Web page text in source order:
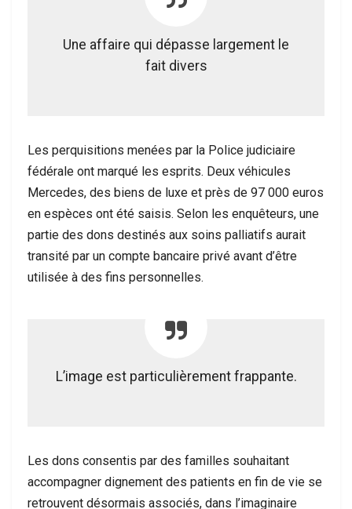
Une affaire qui dépasse largement le
fait divers
Les perquisitions menées par la Police judiciaire
fédérale ont marqué les esprits. Deux véhicules
Mercedes, des biens de luxe et près de 97 000 euros
en espèces ont été saisis. Selon les enquêteurs, une
partie des dons destinés aux soins palliatifs aurait
transité par un compte bancaire privé avant d’être
utilisée à des fins personnelles.
L’image est particulièrement frappante.
Les dons consentis par des familles souhaitant
accompagner dignement des patients en fin de vie se
retrouvent désormais associés, dans l’imaginaire